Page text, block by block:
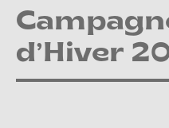
d’Hiver